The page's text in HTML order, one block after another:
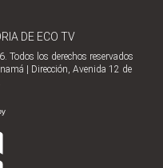
DE ECO TV
Todos los derechos reservados
| Dirección, Avenida 12 de